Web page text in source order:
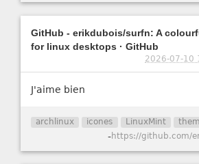
GitHub - erikdubois/surfn: A
for linux desktops · GitHub
2026-07-10
J'aime bien
archlinux icones LinuxMint
-https://github.com/